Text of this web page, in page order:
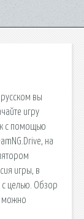
вы
игру
с помощью
на
игры, в
с целью. Обзор
можно